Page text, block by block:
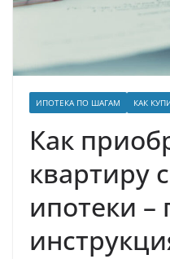
ИПОТЕКА ПО ШАГАМ КАК
Как
квартиру
ипотеки –